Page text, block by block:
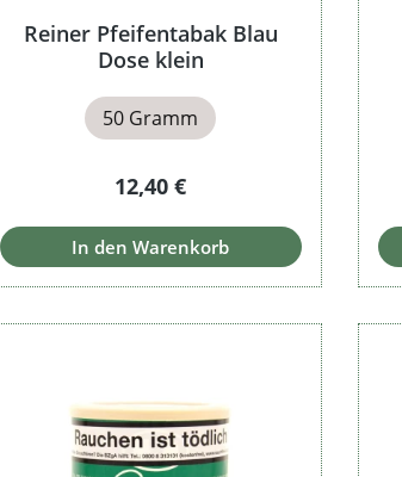
Reiner Pfeifentabak Blau
Dose klein
50 Gramm
Regulärer Preis:
12,40 €
In den Warenkorb